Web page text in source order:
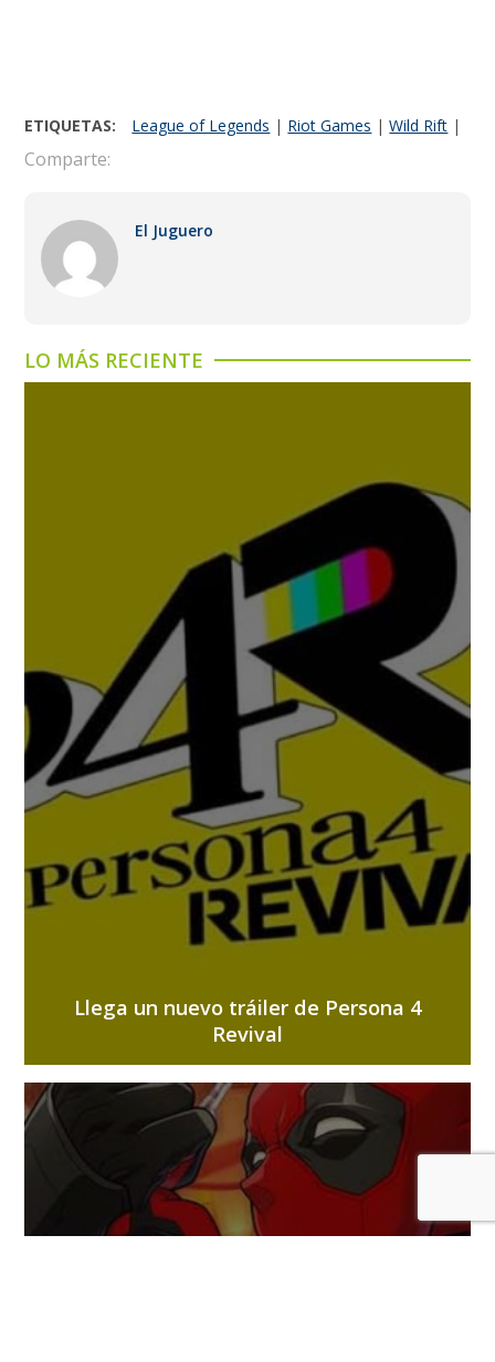
ETIQUETAS: League of Legends | Riot Games |Wild Rift |
Comparte:
El Juguero
LO MÁS RECIENTE
Llega un nuevo tráiler de Persona 4
Revival